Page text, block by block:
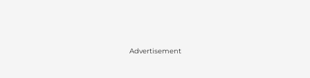
Advertisement